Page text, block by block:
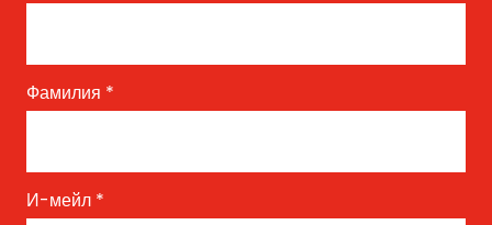
Фамилия *
И-мейл *